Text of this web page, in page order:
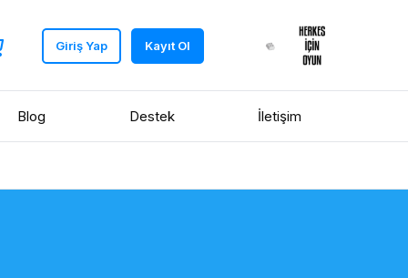
Giriş Yap Kayıt Ol
Blog Destek İletişim